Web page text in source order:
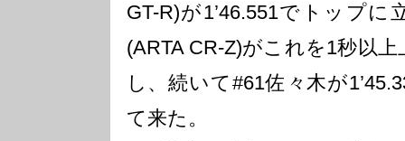
GT-R)が1’46.551でトップに
(ARTA CR-Z)がこれを1秒以上
し、続いて#61佐々木が
て来た。